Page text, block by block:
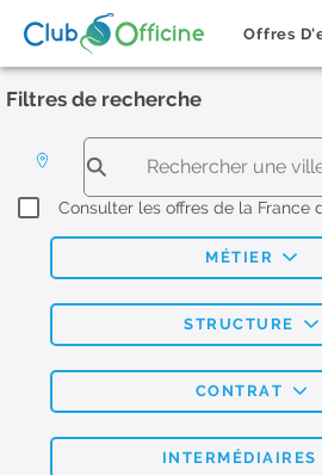
Offres
Filtres de recherche
Consulter les offres de la France
MÉTIER
STRUCTURE
CONTRAT
INTERMÉDIAIRES